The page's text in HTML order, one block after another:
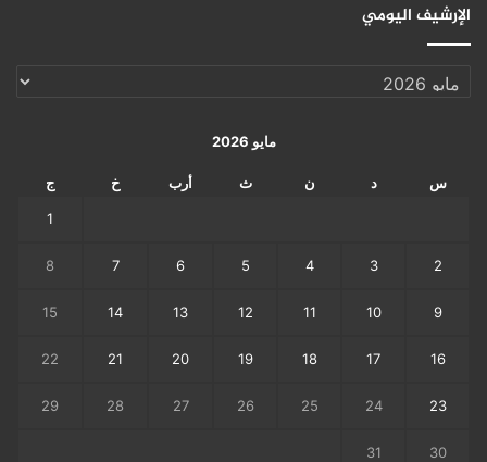
الإرشيف اليومي
الإرشيف
مايو 2026
س د ن ث أرب خ ج
1
2
3
4
5
6
7
8
9
10
11
12
13
14
15
16
17
18
19
20
21
22
23
24
25
26
27
28
29
30
31